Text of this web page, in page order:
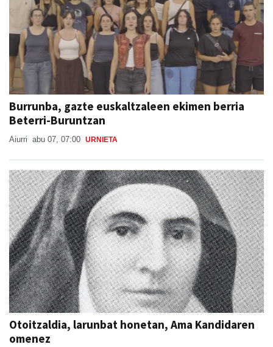
Burrunba, gazte euskaltzaleen ekimen berria
Beterri-Buruntzan
Aiurri abu 07, 07:00 URNIETA
Otoitzaldia, larunbat honetan, Ama Kandidaren
omenez